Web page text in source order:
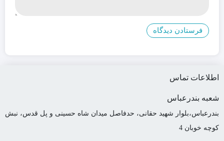
اطلاعات تماس
شعبه بندرعباس
بندرعباس،بلوار شهید حقانی، حدفاصل میدان شاه حسینی و پل قدس، نبش
کوچه خوبان 4